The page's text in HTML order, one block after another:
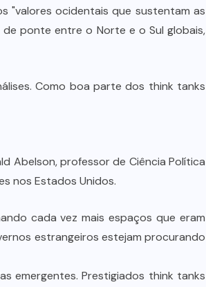
"valores ocidentais que sustentam as
ponte entre o Norte e o Sul globais,
Como boa parte dos think tanks
Abelson, professor de Ciência Política
nos Estados Unidos.
cada vez mais espaços que eram
estrangeiros estejam procurando
emergentes. Prestigiados think tanks